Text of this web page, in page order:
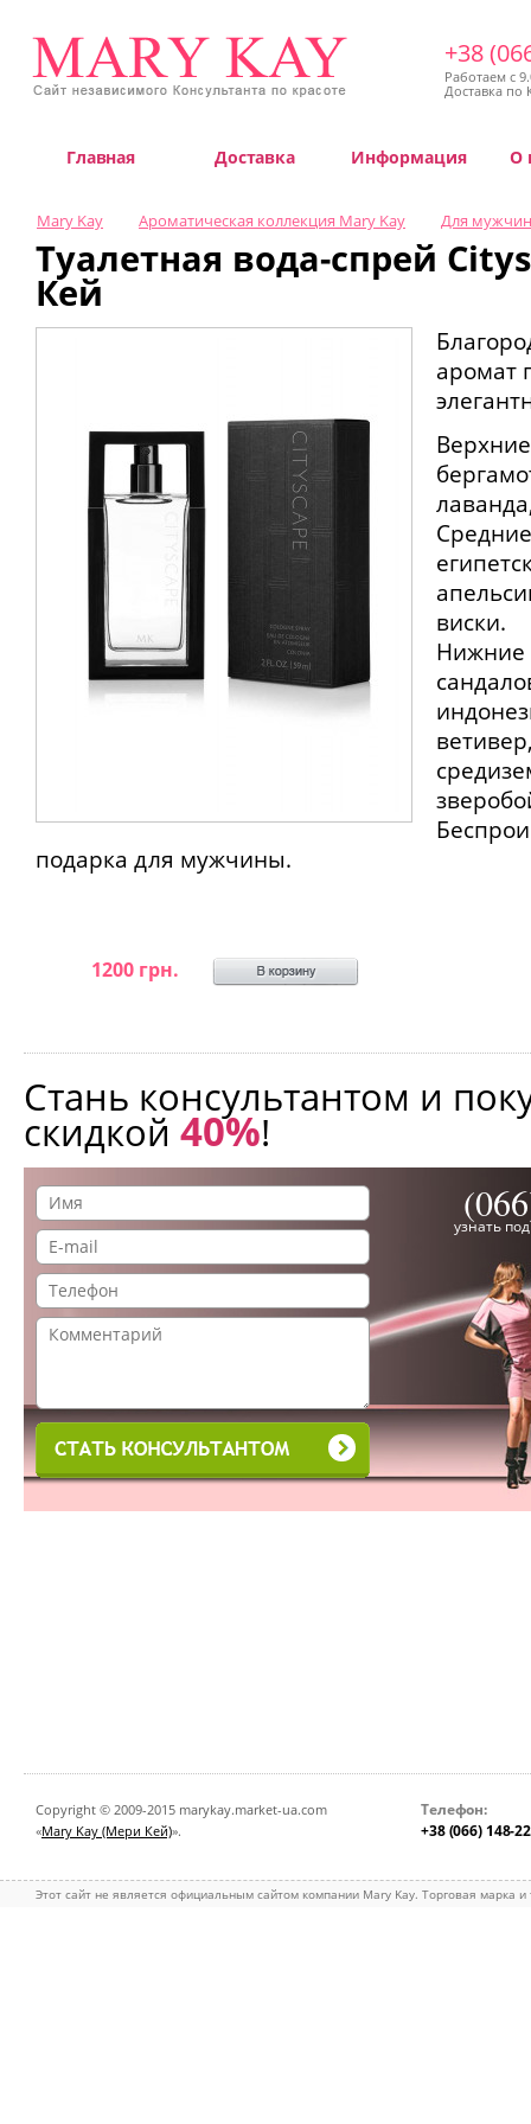
+38
Работаем с
Доставка по
Главная Доставка Информация О
Mary Kay Ароматическая коллекция Mary Kay Для мужчин
Туалетная вода-спрей
Кей
аромат
виски.
Нижние
подарка для мужчины.
1200 грн.
Стань консультантом и
скидкой 40%!
узнать
Copyright © 2009-2015 marykay.market-ua.com
«Mary Kay (Мери Кей)».
Телефон:
+38 (066) 148-
Этот сайт не является официальным сайтом компании Mary Kay. Торговая марка и